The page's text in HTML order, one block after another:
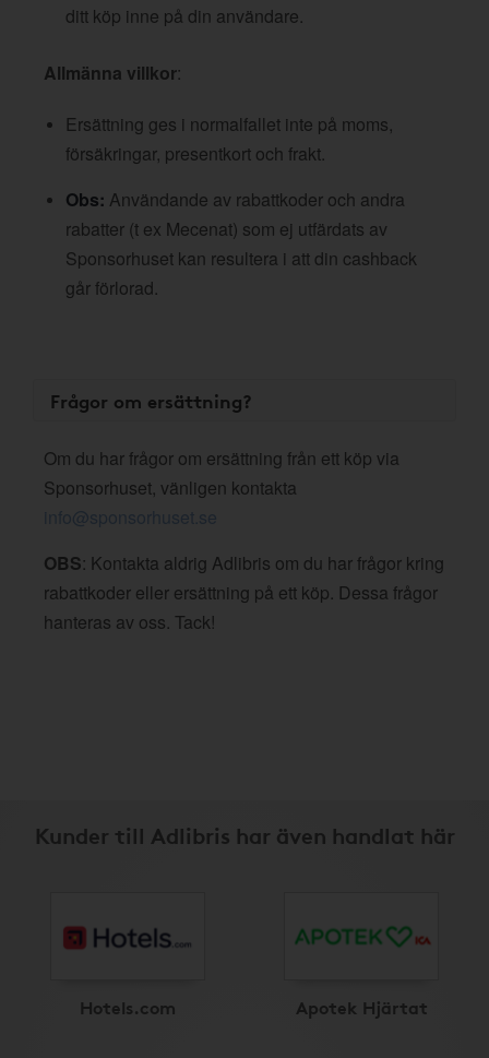
ditt köp inne på din användare.
Allmänna villkor:
Ersättning ges i normalfallet inte på moms,
försäkringar, presentkort och frakt.
Obs: Användande av rabattkoder och andra
rabatter (t ex Mecenat) som ej utfärdats av
Sponsorhuset kan resultera i att din cashback
går förlorad.
Frågor om ersättning?
Om du har frågor om ersättning från ett köp via
Sponsorhuset, vänligen kontakta
info@sponsorhuset.se
OBS: Kontakta aldrig Adlibris om du har frågor kring
rabattkoder eller ersättning på ett köp. Dessa frågor
hanteras av oss. Tack!
Kunder till Adlibris har även handlat här
Hotels.com Apotek Hjärtat